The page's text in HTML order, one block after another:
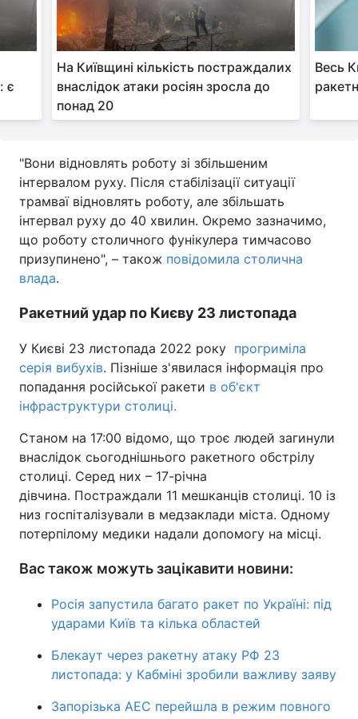
Тема оформлення
є
На Київщині кількість постраждалих
внаслідок атаки росіян зросла до
понад 20
Весь
"Вони відновлять роботу зі збільшеним
інтервалом руху. Після стабілізації ситуації
трамваї відновлять роботу, але збільшать
інтервал руху до 40 хвилин. Окремо зазначимо,
що роботу столичного фунікулера тимчасово
призупинено", – також повідомила столична
влада.
Ракетний удар по Києву 23 листопада
У Києві 23 листопада 2022 року прогриміла
серія вибухів. Пізніше з'явилася інформація про
попадання російської ракети в об'єкт
інфраструктури столиці.
Станом на 17:00 відомо, що троє людей загинули
внаслідок сьогоднішнього ракетного обстрілу
столиці. Серед них – 17-річна
дівчина. Постраждали 11 мешканців столиці. 10 із
низ госпіталізували в медзаклади міста. Одному
потерпілому медики надали допомогу на місці.
Вас також можуть зацікавити новини:
Росія запустила багато ракет по Україні: під
ударами Київ та кілька областей
Блекаут через ракетну атаку РФ 23
листопада: у Кабміні зробили важливу заяву
Запорізька АЕС перейшла в режим повного